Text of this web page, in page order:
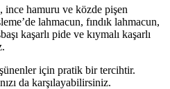
ince hamuru ve közde pişen
lahmacun, fındık lahmacun,
kaşarlı pide ve kıymalı kaşarlı
için pratik bir tercihtir.
da karşılayabilirsiniz.